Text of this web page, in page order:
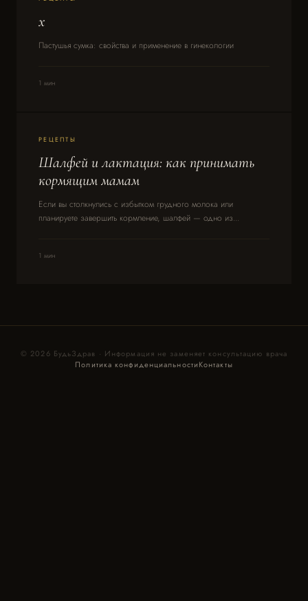
x
Пастушья сумка: свойства и применение в гинекологии
1 мин
РЕЦЕПТЫ
Шалфей и лактация: как принимать
кормящим мамам
Если вы столкнулись с избытком грудного молока или
планируете завершить кормление, шалфей — одно из...
1 мин
© 2026 БудьЗдрав · Информация не заменяет консультацию врача
Политика конфиденциальностиКонтакты